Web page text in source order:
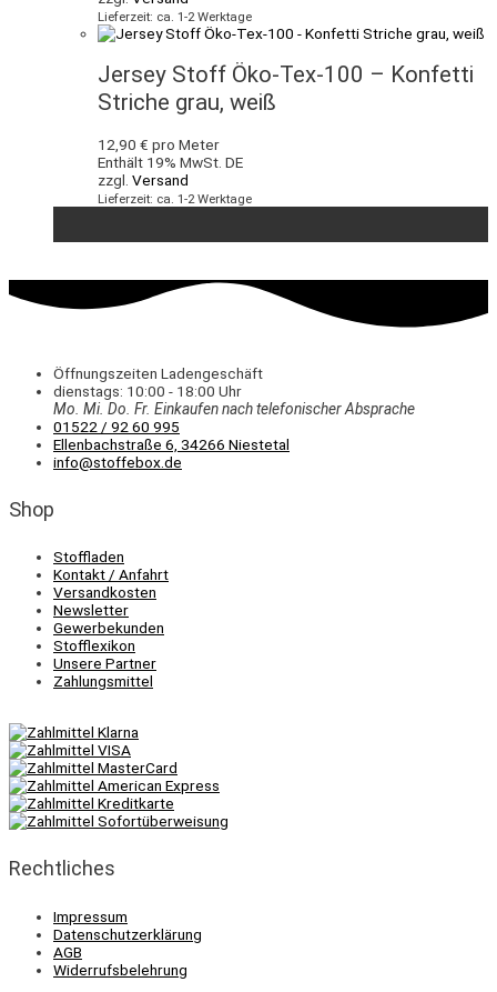
Lieferzeit: ca. 1-2 Werktage
Jersey Stoff Öko-Tex-100 – Konfetti
Striche grau, weiß
12,90 € pro Meter
Enthält 19% MwSt. DE
zzgl. Versand
Lieferzeit: ca. 1-2 Werktage
Öffnungszeiten Ladengeschäft
dienstags: 10:00 - 18:00 Uhr
Mo. Mi. Do. Fr. Einkaufennach telefonischer Absprache
01522 / 92 60 995
Ellenbachstraße 6, 34266 Niestetal
info@stoffebox.de
Shop
Stoffladen
Kontakt / Anfahrt
Versandkosten
Newsletter
Gewerbekunden
Stofflexikon
Unsere Partner
Zahlungsmittel
Rechtliches
Impressum
Datenschutzerklärung
AGB
Widerrufsbelehrung